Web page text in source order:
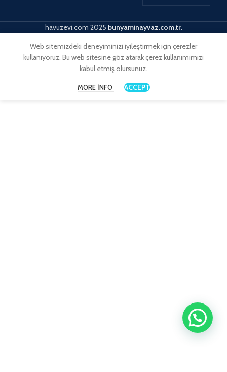
havuzevi.com 2025 bunyaminayvaz.com.tr.
Web sitemizdeki deneyiminizi iyileştirmek için çerezler
kullanıyoruz. Bu web sitesine göz atarak çerez kullanımımızı
kabul etmiş olursunuz.
MORE INFO ACCEPT